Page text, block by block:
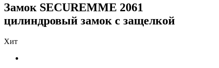
Замок SECUREMME 2061
цилиндровый замок с защелкой
Хит